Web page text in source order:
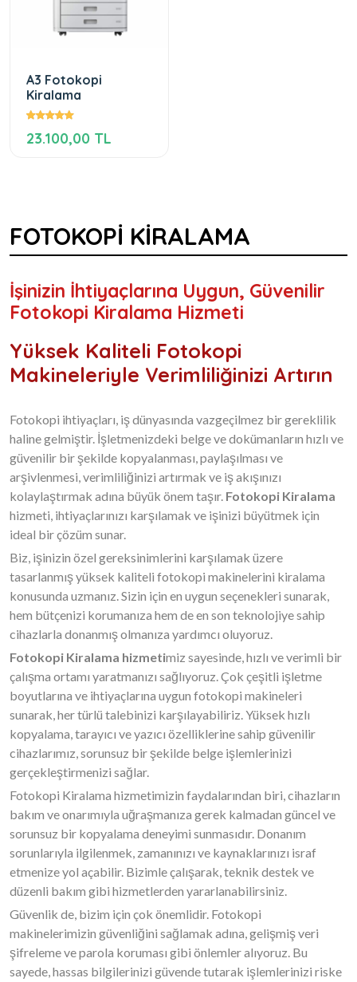
A3 Fotokopi
Kiralama
23.100,00 TL
FOTOKOPİ KİRALAMA
İşinizin İhtiyaçlarına Uygun, Güvenilir
Fotokopi Kiralama Hizmeti
Yüksek Kaliteli Fotokopi
Makineleriyle Verimliliğinizi Artırın
Fotokopi ihtiyaçları, iş dünyasında vazgeçilmez bir gereklilik
haline gelmiştir. İşletmenizdeki belge ve dokümanların hızlı ve
güvenilir bir şekilde kopyalanması, paylaşılması ve
arşivlenmesi, verimliliğinizi artırmak ve iş akışınızı
kolaylaştırmak adına büyük önem taşır. Fotokopi Kiralama
hizmeti, ihtiyaçlarınızı karşılamak ve işinizi büyütmek için
ideal bir çözüm sunar.
Biz, işinizin özel gereksinimlerini karşılamak üzere
tasarlanmış yüksek kaliteli fotokopi makinelerini kiralama
konusunda uzmanız. Sizin için en uygun seçenekleri sunarak,
hem bütçenizi korumanıza hem de en son teknolojiye sahip
cihazlarla donanmış olmanıza yardımcı oluyoruz.
Fotokopi Kiralama hizmetimiz sayesinde, hızlı ve verimli bir
çalışma ortamı yaratmanızı sağlıyoruz. Çok çeşitli işletme
boyutlarına ve ihtiyaçlarına uygun fotokopi makineleri
sunarak, her türlü talebinizi karşılayabiliriz. Yüksek hızlı
kopyalama, tarayıcı ve yazıcı özelliklerine sahip güvenilir
cihazlarımız, sorunsuz bir şekilde belge işlemlerinizi
gerçekleştirmenizi sağlar.
Fotokopi Kiralama hizmetimizin faydalarından biri, cihazların
bakım ve onarımıyla uğraşmanıza gerek kalmadan güncel ve
sorunsuz bir kopyalama deneyimi sunmasıdır. Donanım
sorunlarıyla ilgilenmek, zamanınızı ve kaynaklarınızı israf
etmenize yol açabilir. Bizimle çalışarak, teknik destek ve
düzenli bakım gibi hizmetlerden yararlanabilirsiniz.
Güvenlik de, bizim için çok önemlidir. Fotokopi
makinelerimizin güvenliğini sağlamak adına, gelişmiş veri
şifreleme ve parola koruması gibi önlemler alıyoruz. Bu
sayede, hassas bilgilerinizi güvende tutarak işlemlerinizi riske